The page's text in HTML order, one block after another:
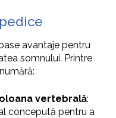
avantaje pentru
somnului. Printre
vertebrală:
concepută pentru a